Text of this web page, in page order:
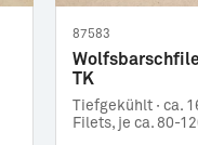
87583
TK
Tiefgekühlt · ca.
Filets, je ca. 80-